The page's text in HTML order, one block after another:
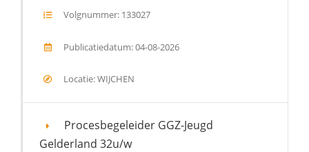
Volgnummer: 133027
Publicatiedatum: 04-08-2026
Locatie: WIJCHEN
Procesbegeleider GGZ-Jeugd
Gelderland 32u/w